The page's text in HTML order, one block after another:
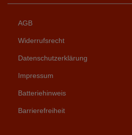
AGB
Widerrufsrecht
Datenschutzerklärung
Impressum
Batteriehinweis
Barrierefreiheit